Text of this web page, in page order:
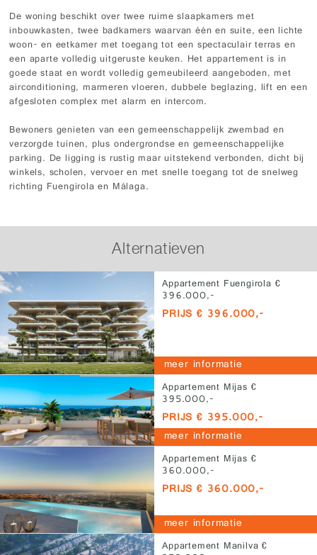
De woning beschikt over twee ruime slaapkamers met
inbouwkasten, twee badkamers waarvan één en suite, een lichte
woon- en eetkamer met toegang tot een spectaculair terras en
een aparte volledig uitgeruste keuken. Het appartement is in
goede staat en wordt volledig gemeubileerd aangeboden, met
airconditioning, marmeren vloeren, dubbele beglazing, lift en een
afgesloten complex met alarm en intercom.
Bewoners genieten van een gemeenschappelijk zwembad en
verzorgde tuinen, plus ondergrondse en gemeenschappelijke
parking. De ligging is rustig maar uitstekend verbonden, dicht bij
winkels, scholen, vervoer en met snelle toegang tot de snelweg
richting Fuengirola en Málaga.
Alternatieven
Appartement Fuengirola €
396.000,-
PRIJS € 396.000,-
meer informatie
Appartement Mijas €
395.000,-
PRIJS € 395.000,-
meer informatie
Appartement Mijas €
360.000,-
PRIJS € 360.000,-
meer informatie
Appartement Manilva €